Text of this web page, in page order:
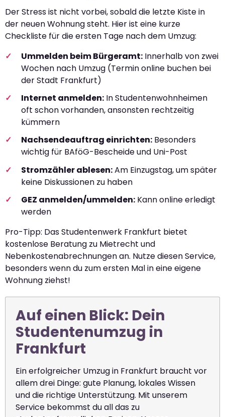
Der Stress ist nicht vorbei, sobald die letzte Kiste in
der neuen Wohnung steht. Hier ist eine kurze
Checkliste für die ersten Tage nach dem Umzug:
Ummelden beim Bürgeramt: Innerhalb von zwei
Wochen nach Umzug (Termin online buchen bei
der Stadt Frankfurt)
Internet anmelden: In Studentenwohnheimen
oft schon vorhanden, ansonsten rechtzeitig
kümmern
Nachsendeauftrag einrichten: Besonders
wichtig für BAföG-Bescheide und Uni-Post
Stromzähler ablesen:Am Einzugstag, um später
keine Diskussionen zu haben
GEZ anmelden/ummelden: Kann online erledigt
werden
Pro-Tipp: Das Studentenwerk Frankfurt bietet
kostenlose Beratung zu Mietrecht und
Nebenkostenabrechnungen an. Nutze diesen Service,
besonders wenn du zum ersten Mal in eine eigene
Wohnung ziehst!
Auf einen Blick: Dein
Studentenumzug in
Frankfurt
Ein erfolgreicher Umzug in Frankfurt braucht vor
allem drei Dinge: gute Planung, lokales Wissen
und die richtige Unterstützung. Mit unserem
Service bekommst du all das zu